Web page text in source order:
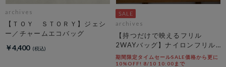
archives
【ＴＯＹ ＳＴＯＲＹ】ジェシ
ー／チャームエコバッグ
￥4,400
archives
【持つだけで映えるフリル
2WAYバッグ】ナイロンフリル
２ＷＡＹバッグ
期間限定タイムセールSALE価格から更に
10%OFF! 8/10 10:00まで